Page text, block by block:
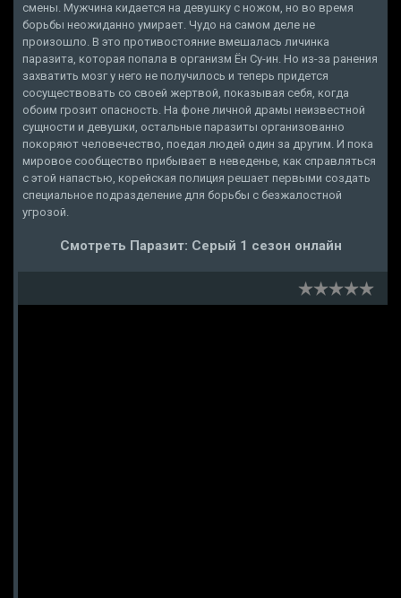
смены. Мужчина кидается на девушку с ножом, но во время
борьбы неожиданно умирает. Чудо на самом деле не
произошло. В это противостояние вмешалась личинка
паразита, которая попала в организм Ён Су-ин. Но из-за ранения
захватить мозг у него не получилось и теперь придется
сосуществовать со своей жертвой, показывая себя, когда
обоим грозит опасность. На фоне личной драмы неизвестной
сущности и девушки, остальные паразиты организованно
покоряют человечество, поедая людей один за другим. И пока
мировое сообщество прибывает в неведенье, как справляться
с этой напастью, корейская полиция решает первыми создать
специальное подразделение для борьбы с безжалостной
угрозой.
Смотреть Паразит: Серый 1 сезон онлайн